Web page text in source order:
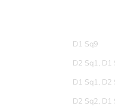
D1 Sq9
D2 Sq1, D1
D1 Sq1, D2
D2 Sq2, D1